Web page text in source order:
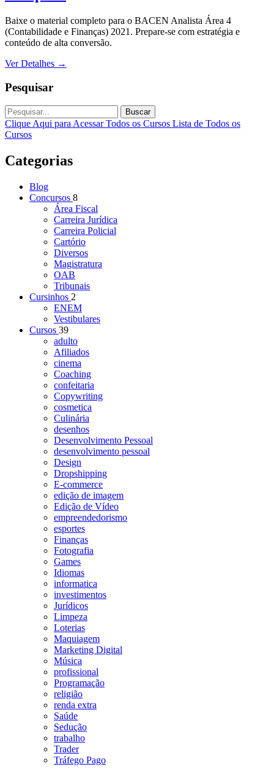
Baixe o material completo para o BACEN Analista Área 4
(Contabilidade e Finanças) 2021. Prepare-se com estratégia e
conteúdo de alta conversão.
Ver Detalhes →
Pesquisar
Buscar
Clique Aqui para Acessar Todos os Cursos Lista de Todos os
Cursos
Categorias
Blog
Concursos 8
Área Fiscal
Carreira Jurídica
Carreira Policial
Cartório
Diversos
Magistratura
OAB
Tribunais
Cursinhos 2
ENEM
Vestibulares
Cursos 39
adulto
Afiliados
cinema
Coaching
confeitaria
Copywriting
cosmetica
Culinária
desenhos
Desenvolvimento Pessoal
desenvolvimento pessoal
Design
Dropshipping
E-commerce
edição de imagem
Edição de Vídeo
empreendedorismo
esportes
Finanças
Fotografia
Games
Idiomas
informatica
investimentos
Jurídicos
Limpeza
Loterias
Maquiagem
Marketing Digital
Música
profissional
Programação
religião
renda extra
Saúde
Sedução
trabalho
Trader
Tráfego Pago